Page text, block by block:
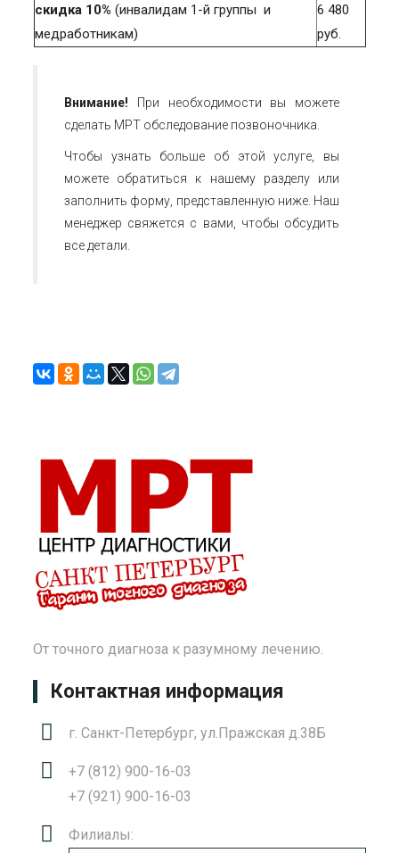
скидка 10% (инвалидам 1-й группы и
медработникам)
6 480
руб.
Внимание! При необходимости вы можете
сделать МРТ обследование позвоночника
Чтобы узнать больше об этой услуге, вы
можете обратиться к нашему разделу или
заполнить форму, представленную ниже. Наш
менеджер свяжется с вами, чтобы обсудить
все детали.
От точного диагноза к разумному лечению.
Контактная информация
г. Санкт-Петербург, ул.Пражская д.38Б
+7 (812) 900-16-03
+7 (921) 900-16-03
Филиалы: